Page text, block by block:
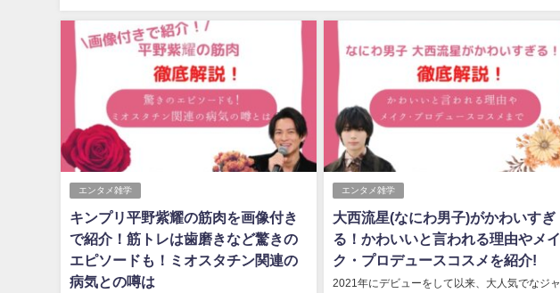
エンタメ雑学
キンプリ平野紫耀の筋肉を画像付き
で紹介！筋トレは歯磨きなど驚きの
エピソードも！ミオスタチン関連の
病気との噂は
エンタメ雑学
大西流星(なにわ男子)がかわいすぎ
る！かわいいと言われる理由やメイ
ク・プロデュースコスメを紹介!
2021年にデビューをして以来、大人気でなジャ